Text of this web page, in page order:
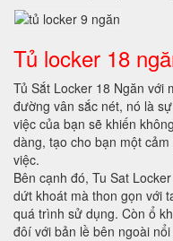
Tủ locker 18
Tủ Sắt Locker 18 Ngăn với
đường vân sắc nét, nó là
việc của bạn sẽ khiến
dàng, tạo cho bạn một
việc.
Bên cạnh đó, Tu Sat
dứt khoát mà thon gọn với
quá trình sử dụng. Còn ổ
đôí với bản lề bên ngoài